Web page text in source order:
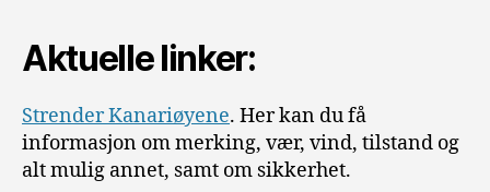
Aktuelle linker:
Strender Kanariøyene. Her kan du få
informasjon om merking, vær, vind, tilstand og
alt mulig annet, samt om sikkerhet.